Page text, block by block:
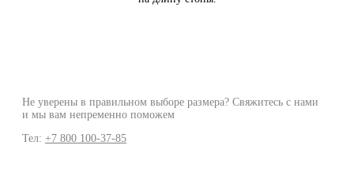
Не уверены в правильном выборе размера? Свяжитесь с нами
и мы вам непременно поможем
Тел: +7 800 100-37-85